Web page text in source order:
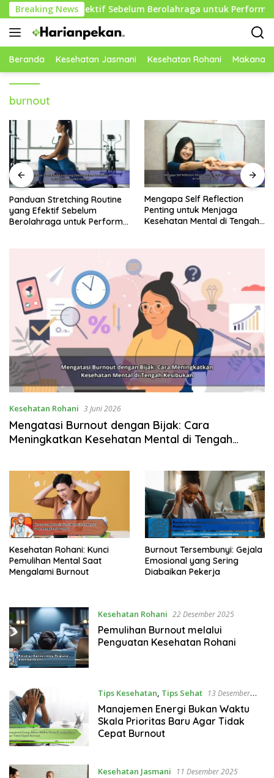
Langsung
ke
konten
Breaking News
yang Efektif Sebelum Berolahraga untuk Performa Lebih
Beranda Kesehatan Jasmani Kesehatan Rohani Makanan
burnout
Mengapa Self Reflection
Penting untuk Menjaga
Kesehatan Mental di Tengah
Rekomendasi Makanan
Rendah Gula yang Baik untuk
Menjaga Energi dan
Kesehatan Rohani 3 Juni 2026
Mengatasi Burnout dengan Bijak: Cara
Meningkatkan Kesehatan Mental di Tengah
Kesehatan Rohani: Kunci
Pemulihan Mental Saat
Mengalami Burnout
Burnout Tersembunyi: Gejala
Emosional yang Sering
Diabaikan Pekerja
Kesehatan Rohani 22 Desember 2025
Pemulihan Burnout melalui
Penguatan Kesehatan Rohani
Tips Kesehatan, Tips Sehat
13 Desember
2025
Manajemen Energi Bukan Waktu
Skala Prioritas Baru Agar Tidak
Cepat Burnout
Kesehatan Jasmani 11 Desember 2025